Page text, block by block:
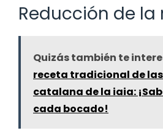
Reducción de la
Quizás también te
receta tradicional de
catalana de la iaia:
cada bocado!